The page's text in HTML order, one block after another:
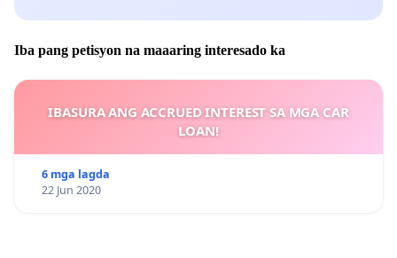
Iba pang petisyon na maaaring interesado ka
IBASURA ANG ACCRUED INTEREST SA MGA CAR
LOAN!
6 mga lagda
22 Jun 2020